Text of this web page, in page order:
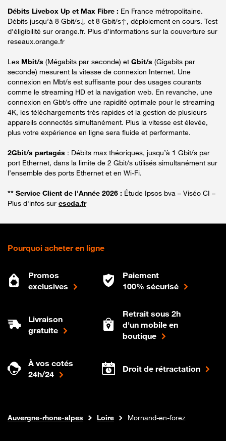
Débits Livebox Up et Max Fibre : En France métropolitaine.
Débits jusqu’à 8 Gbit/s↓ et 8 Gbit/s↑, déploiement en cours. Test
d’éligibilité sur orange.fr. Plus d’informations sur la couverture sur
reseaux.orange.fr
Les Mbit/s (Mégabits par seconde) et Gbit/s (Gigabits par
seconde) mesurent la vitesse de connexion Internet. Une
connexion en Mbt/s est suffisante pour des usages courants
comme le streaming HD et la navigation web. En revanche, une
connexion en Gbt/s offre une rapidité optimale pour le streaming
4K, les téléchargements très rapides et la gestion de plusieurs
appareils connectés simultanément. Plus la vitesse est élevée,
plus votre expérience en ligne sera fluide et performante.
2Gbit/s partagés : Débits max théoriques, jusqu’à 1 Gbit/s par
port Ethernet, dans la limite de 2 Gbit/s utilisés simultanément sur
l’ensemble des ports Ethernet et en Wi-Fi.
** Service Client de l'Année 2026 : Étude Ipsos bva – Viséo CI –
Plus d'infos sur escda.fr
Pourquoi acheter en ligne
Promos
exclusives
Paiement
100% sécurisé
Livraison
gratuite
Retrait sous 2h
d'un mobile en
boutique
À vos cotés
24h/24
Droit de rétractation
Boutique Orange
Internet fibre
Auvergne-rhone-alpes Loire Mornand-en-forez